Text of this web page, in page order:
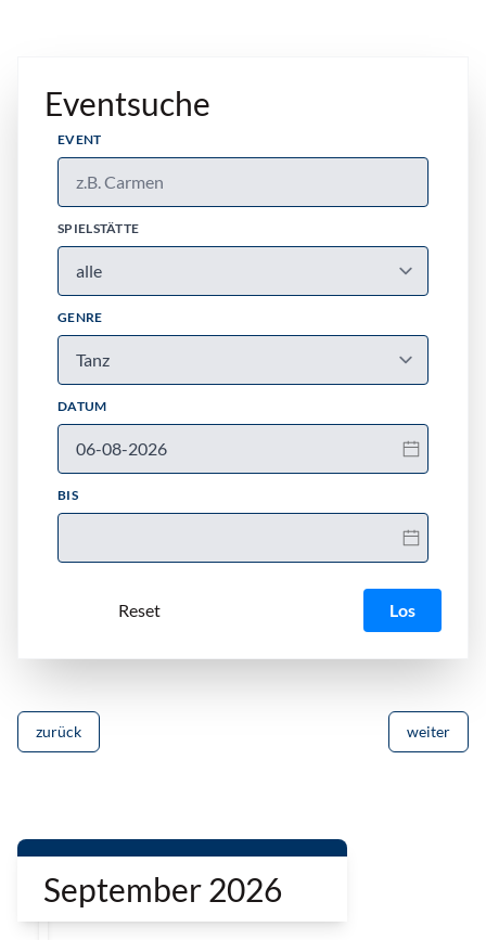
Eventsuche
EVENT
SPIELSTÄTTE
GENRE
DATUM
BIS
Los
zurück weiter
September 2026